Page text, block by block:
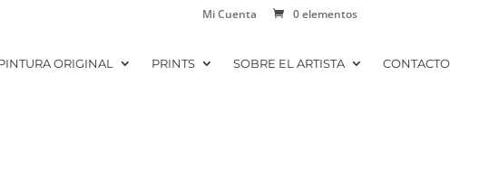
Mi Cuenta 0 elementos
ORIGINAL PRINTS SOBRE EL ARTISTA CONTACTO